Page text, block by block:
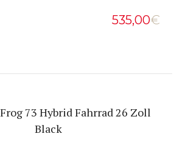
535,00€
73 Hybrid Fahrrad 26 Zoll
Black